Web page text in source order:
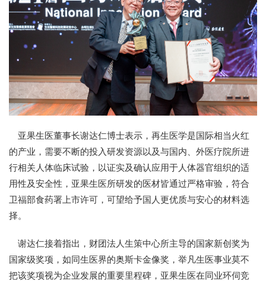
亚果生医董事长谢达仁博士表示，再生医学是国际相当火红
的产业，需要不断的投入研发资源以及与国内、外医疗院所进
行相关人体临床试验，以证实及确认应用于人体器官组织的适
用性及安全性，亚果生医所研发的医材皆通过严格审验，符合
卫福部食药署上市许可，可望给予国人更优质与安心的材料选
择。
谢达仁接着指出，财团法人生策中心所主导的国家新创奖为
国家级奖项，如同生医界的奥斯卡金像奖，举凡生医事业莫不
把该奖项视为企业发展的重要里程碑，亚果生医在同业环伺竞